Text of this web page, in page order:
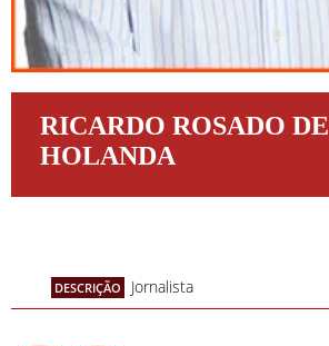
RICARDO ROSADO DE
HOLANDA
DESCRIÇÃO Jornalista